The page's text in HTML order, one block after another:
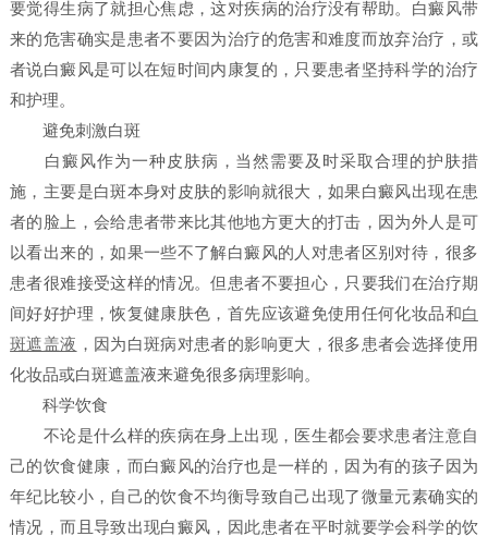
要觉得生病了就担心焦虑，这对疾病的治疗没有帮助。白癜风带
来的危害确实是患者不要因为治疗的危害和难度而放弃治疗，或
者说白癜风是可以在短时间内康复的，只要患者坚持科学的治疗
和护理。
避免刺激白斑
白癜风作为一种皮肤病，当然需要及时采取合理的护肤措
施，主要是白斑本身对皮肤的影响就很大，如果白癜风出现在患
者的脸上，会给患者带来比其他地方更大的打击，因为外人是可
以看出来的，如果一些不了解白癜风的人对患者区别对待，很多
患者很难接受这样的情况。但患者不要担心，只要我们在治疗期
间好好护理，恢复健康肤色，首先应该避免使用任何化妆品和白
斑遮盖液 ，因为白斑病对患者的影响更大，很多患者会选择使用
化妆品或白斑遮盖液来避免很多病理影响。
科学饮食
不论是什么样的疾病在身上出现，医生都会要求患者注意自
己的饮食健康，而白癜风的治疗也是一样的，因为有的孩子因为
年纪比较小，自己的饮食不均衡导致自己出现了微量元素确实的
情况，而且导致出现白癜风，因此患者在平时就要学会科学的饮